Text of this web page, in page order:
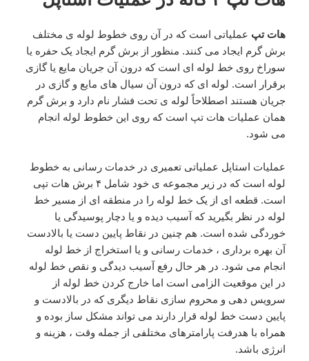
هات تپ عملیاتی است که در آن روی خطوط لوله ی مختلف
برش گرم ایجاد می کنند. منظور از برش گرم ایجاد یک حفره یا
سوراخ روی خط لوله ای است که درون آن جریان مایع یا گازی
برقرار است. لوله ای که درون آن سیال های مایع و گازی در
جریان هستند اصطلاحاً لوله ی تحت فشار نام دارد و برش گرم
همان عملیات هات تپ است که روی این خطوط لوله انجام
می شود.
عملیات استاپل عملیاتی تعمیری در خدمات رسانی به خطوط
لوله است که در زیر مجموعه ی خود شامل ۴ برش هات تپی
است. قطعه ای از یک خط لوله را در منطقه ای از مسیر خط
لوله در نظر بگیرید که آسیب دیده و یا دچار پوسیدگی یا
خوردگی شده است. هم چنین در نقاط پایین دست یا بالادست
آن بهره برداری ، خدمات رسانی و یا استخراج از خط لوله
انجام می شود. در هر حال رفع آسیب دیدگی و نقص خط لوله
در این موقعیت الزامی است اما خارج کردن خط لوله از
سرویس دهی و محروم سازی نقاط دیگری که در بالادست و
پایین دست خط لوله قرار دارند می تواند مشکل ساز بوده و
همراه با هدرفت پارامترهای مختلفی از جمله وقت ، هزینه و
انرژی باشد.